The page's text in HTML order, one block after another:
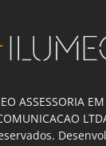
ASSESSORIA